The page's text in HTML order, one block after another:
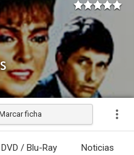
Estrenada
ficha
DVD / Blu-Ray Noticias